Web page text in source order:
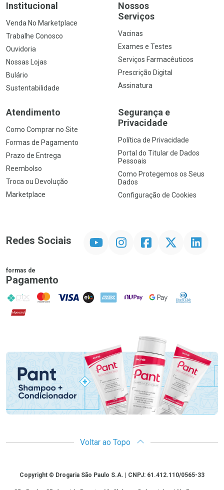
Institucional
Venda No Marketplace
Trabalhe Conosco
Ouvidoria
Nossas Lojas
Bulário
Sustentabilidade
Nossos
Serviços
Vacinas
Exames e Testes
Serviços Farmacêuticos
Prescrição Digital
Assinatura
Atendimento
Como Comprar no Site
Formas de Pagamento
Prazo de Entrega
Reembolso
Troca ou Devolução
Marketplace
Segurança e
Privacidade
Política de Privacidade
Portal do Titular de Dados
Pessoais
Como Protegemos os Seus
Dados
Configuração de Cookies
Redes Sociais InstagramFacebookTwitter Linkedin
formas de
Pagamento
PIX MasterCard
VISA ELO AMEX NuPay Google PayDiners Club
Hipercard
Promoção em Destaque
Voltar ao Topo
CopyrightCopyright © Drogaria São Paulo S.A. | CNPJ: 61.412.110/0565-33